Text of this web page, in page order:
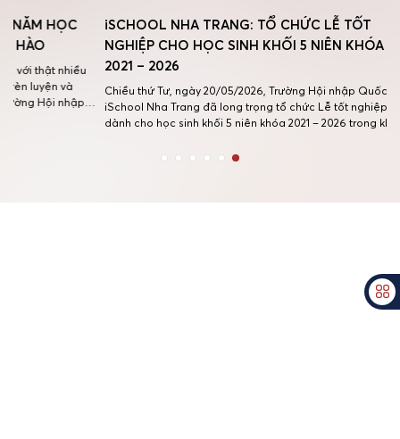
HỌC
thật nhiều
và
Hội nhập
iSCHOOL NHA TRANG: TỔ CHỨC LỄ TỐT
NGHIỆP CHO HỌC SINH KHỐI 5 NIÊN KHÓA
2021 – 2026
Chiều thứ Tư, ngày 20/05/2026, Trường Hội nhập Quốc tế
iSchool Nha Trang đã long trọng tổ chức Lễ tốt nghiệp
dành cho học sinh khối 5 niên khóa 2021 – 2026 trong không
Quý thầy cô, Quý phụ huynh và […]